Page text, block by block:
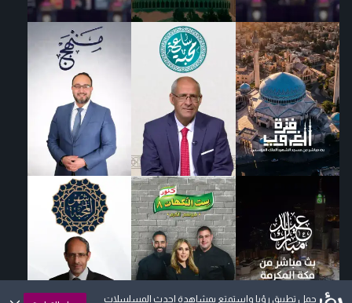
حمل تطبيق رؤيا واستمتع بمشاهدة احدث المسلسلات